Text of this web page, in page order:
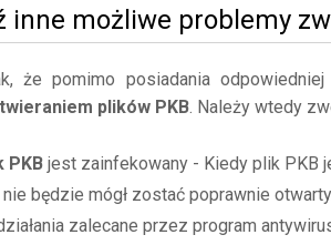
inne możliwe problemy
że pomimo posiadania
plików PKB. Należy wtedy
PKB jest zainfekowany - Kiedy plik PKB
będzie mógł zostać poprawnie
zalecane przez program